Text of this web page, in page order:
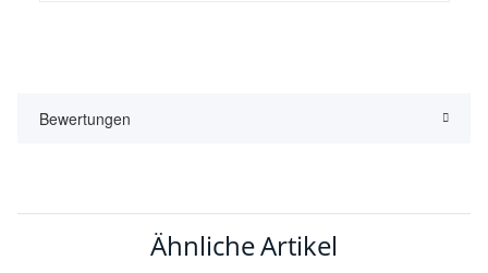
Bewertungen
Ähnliche Artikel